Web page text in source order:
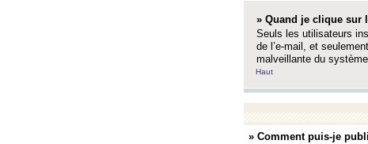
» Quand je clique sur
Seuls les utilisateurs
de l’e-mail, et
malveillante du
Haut
» Comment puis-je